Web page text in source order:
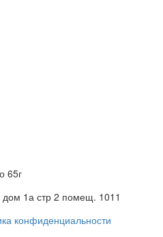
65г
дом 1а стр 2 помещ. 1011
конфиденциальности